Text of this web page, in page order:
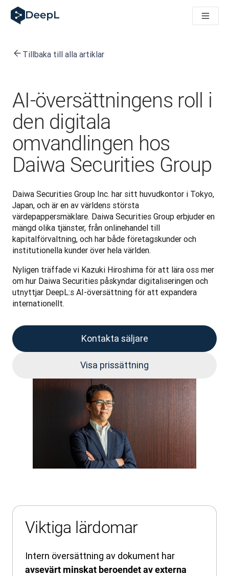
DeepL för AI-agenter
DeepL:s Translation Flow: Nya AI-drivna arbetsflöden för
Upptäck Translation Flow: Översättning som
Från högkvalitativ textöversättning till röstplattform i
Building an instantly accessible voice demo with DeepL
Tillbaka till alla artiklar
AI-översättningens roll i
den digitala
omvandlingen hos
Daiwa Securities Group
Daiwa Securities Group Inc. har sitt huvudkontor i Tokyo,
Japan, och är en av världens största
värdepappersmäklare. Daiwa Securities Group erbjuder en
mängd olika tjänster, från onlinehandel till
kapitalförvaltning, och har både företagskunder och
institutionella kunder över hela världen.
Nyligen träffade vi Kazuki Hiroshima för att lära oss mer
om hur Daiwa Securities påskyndar digitaliseringen och
utnyttjar DeepL:s AI-översättning för att expandera
internationellt.
Kontakta säljare
Visa prissättning
Viktiga lärdomar
Intern översättning av dokument har
avsevärt minskat beroendet av externa